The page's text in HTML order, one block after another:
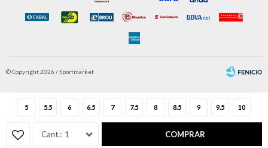
5 5.5 6 6.5 7 7.5 8 8.5 9 9.5 10
1 COMPRAR
© Copyright 2026 / Sportmarket